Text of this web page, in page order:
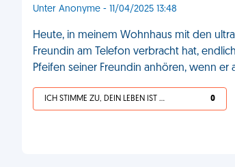
Unter Anonyme - 11/04/2025 13:48
Heute, in meinem Wohnhaus mit den
Freundin am Telefon verbracht hat,
Pfeifen seiner Freundin anhören, wenn er
ICH STIMME ZU, DEIN LEBEN IST SCHEISSE 0